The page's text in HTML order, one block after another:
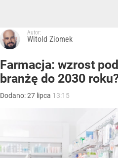
Autor:
Witold Ziomek
Farmacja: wzrost
branżę do 2030
Dodano:27 lipca 13:15